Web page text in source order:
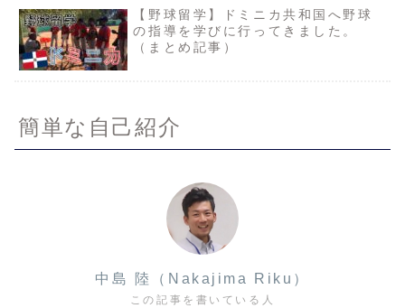
【野球留学】ドミニカ共和国へ野球
の指導を学びに行ってきました。
（まとめ記事）
簡単な自己紹介
中島 陸（Nakajima Riku）
この記事を書いている人